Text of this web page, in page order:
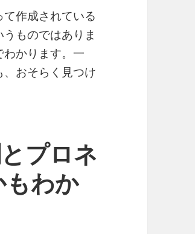
作成されている
ものではありま
かります。一
おそらく見つけ
プロネ
わか